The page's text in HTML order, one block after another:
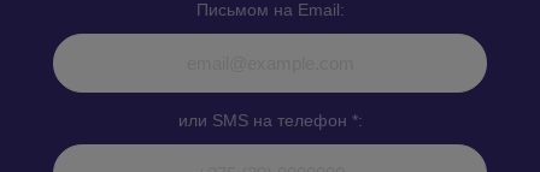
Письмом на Email:
или SMS на телефон *: